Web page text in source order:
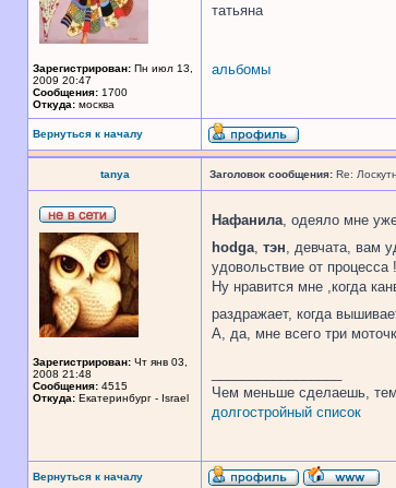
Зарегистрирован: Пн июл 13,
2009 20:47
Сообщения: 1700
Откуда: москва
татьяна
альбомы
Вернуться к началу
tanya Заголовок сообщения: Re:
Зарегистрирован: Чт янв 03,
2008 21:48
Сообщения: 4515
Откуда: Екатеринбург - Israel
Нафанила, одеяло мне
hodga, тэн, девчата, вам
удовольствие от процесса
Ну нравится мне ,когда
раздражает, когда
А, да, мне всего три
Чем меньше сделаешь,
долгостройный список
Вернуться к началу